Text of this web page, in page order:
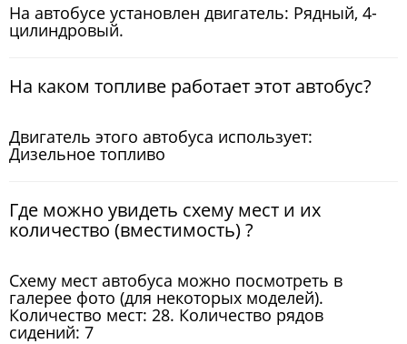
На автобусе установлен двигатель: Рядный, 4-
цилиндровый.
На каком топливе работает этот автобус?
Двигатель этого автобуса использует:
Дизельное топливо
Где можно увидеть схему мест и их
количество (вместимость) ?
Схему мест автобуса можно посмотреть в
галерее фото (для некоторых моделей).
Количество мест: 28. Количество рядов
сидений: 7